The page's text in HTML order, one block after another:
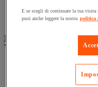
Grasso e olio
Lubrificante e
Marcatura
Vedi tutte le categorie
Marcatura industriale
Marcatura permanente
E se scegli di continuare la tua
puoi anche leggere la nostra politica